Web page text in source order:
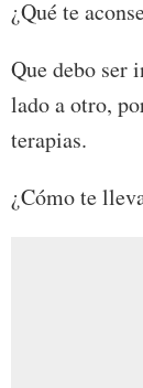
¿Qué te
Que debo ser
lado a otro,
terapias.
¿Cómo te